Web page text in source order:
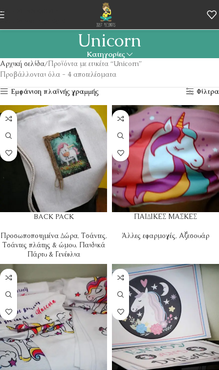
Skip to navigation
Skip to main content
Unicorn
Κατηγορίες
Αρχική σελίδα Προϊόντα με ετικέτα “Unicorn”
Προβάλλονται όλα - 4 αποτελέσματα
Εμφάνιση πλαϊνής γραμμής
Φίλτρα
BACK PACK
Προσωποποιημένα Δώρα, Τσάντες,
Τσάντες πλάτης & ώμου, Παιδικά
Πάρτυ & Γενέθλια
ΠΑΙΔΙΚΕΣ ΜΑΣΚΕΣ
Άλλες εφαρμογές, Αξεσουάρ